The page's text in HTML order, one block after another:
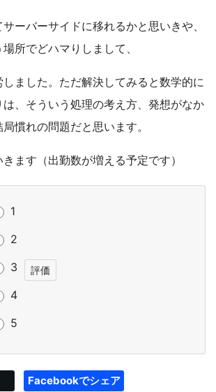
ーバーサイドに移れるかと思いきや、
所でどハマりしまして、
ました。ただ解決してみると数学的に
、そういう処理の考え方、発想がなか
慣れの問題だと思います。
ます（出勤数が増える予定です）
1
2
3
4
5
Facebookでシェア